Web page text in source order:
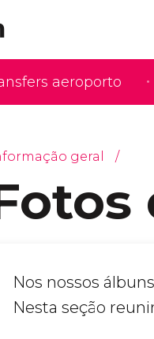
aeroporto
geral
Nos nossos
Nesta seção